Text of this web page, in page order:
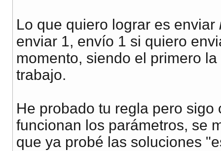
Lo que quiero lograr es enviar
enviar 1, envío 1 si quiero
momento, siendo el primero
trabajo.
He probado tu regla pero
funcionan los parámetros, se
que ya probé las soluciones